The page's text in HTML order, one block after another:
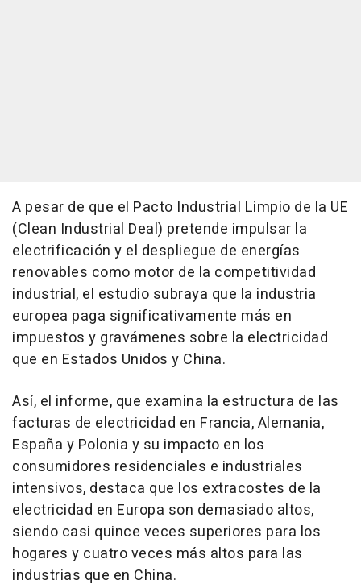
A pesar de que el Pacto Industrial Limpio de la UE
(Clean Industrial Deal) pretende impulsar la
electrificación y el despliegue de energías
renovables como motor de la competitividad
industrial, el estudio subraya que la industria
europea paga significativamente más en
impuestos y gravámenes sobre la electricidad
que en Estados Unidos y China.
Así, el informe, que examina la estructura de las
facturas de electricidad en Francia, Alemania,
España y Polonia y su impacto en los
consumidores residenciales e industriales
intensivos, destaca que los extracostes de la
electricidad en Europa son demasiado altos,
siendo casi quince veces superiores para los
hogares y cuatro veces más altos para las
industrias que en China.